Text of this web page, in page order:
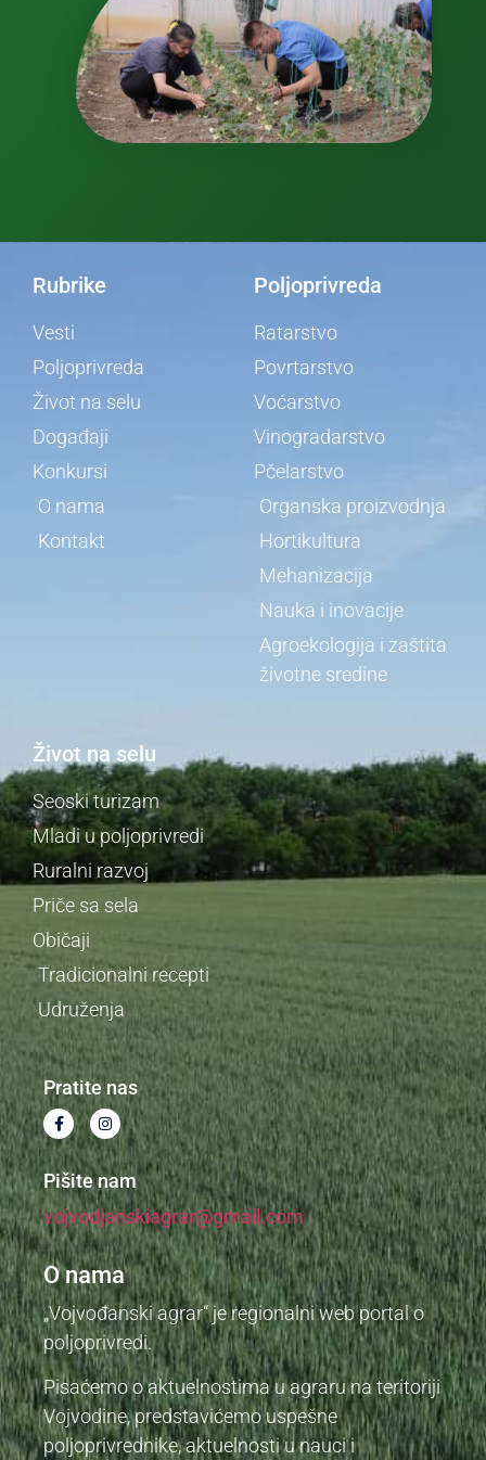
Vesti
Poljoprivreda
Život na selu
Događaji
Konkursi
O nama
Ratarstvo
Povrtarstvo
Voćarstvo
Vinogradarstvo
Pčelarstvo
Organska proizvodnja
Hortikultura
Mehanizacija
Nauka i inovacije
Agroekologija i zaštita
Život na selu
Seoski turizam
Mladi u poljoprivredi
Ruralni razvoj
Priče sa sela
Običaji
Tradicionalni recepti
Udruženja
Pratite nas
Pišite nam
vojvodjanskiagrar@gmail.com
O nama
„Vojvođanski agrar“ je regionalni web portal o
poljoprivredi.
Pisaćemo o aktuelnostima u agraru na teritoriji
Vojvodine, predstavićemo uspešne